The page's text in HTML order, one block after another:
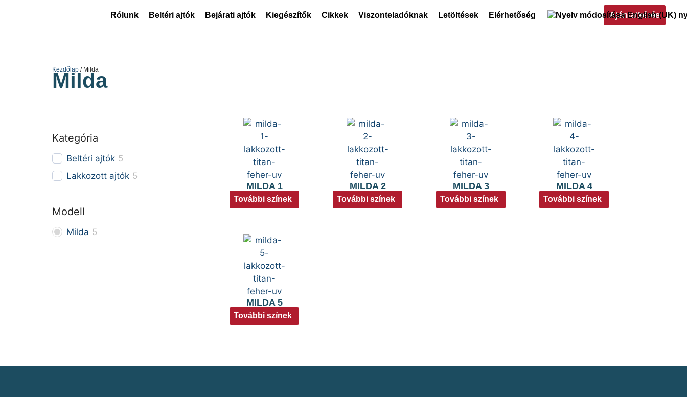
Rólunk Beltéri ajtók Bejárati ajtók Kiegészítők Cikkek Viszonteladóknak Letöltések Elérhetőség Ajánlatkérés
Kezdőlap / Milda
Milda
Kategória
Beltéri ajtók 5
Lakkozott ajtók 5
Modell
Milda 5
MILDA 1
További színek
MILDA 2
További színek
MILDA 3
További színek
MILDA 4
További színek
MILDA 5
További színek